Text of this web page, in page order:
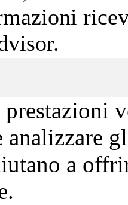
analizzare
a